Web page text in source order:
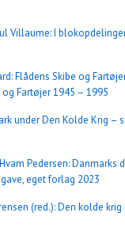
Villaume: I
Flådens Skibe og
Fartøjer 1945 – 1995
under Den Kolde Krig –
Pedersen: Danmarks
eget forlag 2023
(red.): Den kolde